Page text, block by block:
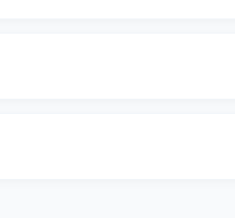
rekabet eder. Ankara
iyi kurulmuş bir SEO altyapısı